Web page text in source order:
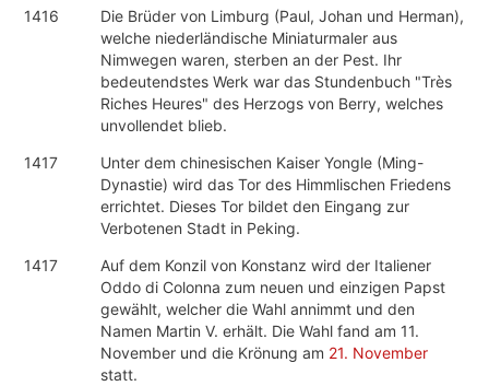
1416
Die Brüder von Limburg (Paul, Johan und Herman),
welche niederländische Miniaturmaler aus
Nimwegen waren, sterben an der Pest. Ihr
bedeutendstes Werk war das Stundenbuch "Très
Riches Heures" des Herzogs von Berry, welches
unvollendet blieb.
1417
Unter dem chinesischen Kaiser Yongle (Ming-
Dynastie) wird das Tor des Himmlischen Friedens
errichtet. Dieses Tor bildet den Eingang zur
Verbotenen Stadt in Peking.
1417
Auf dem Konzil von Konstanz wird der Italiener
Oddo di Colonna zum neuen und einzigen Papst
gewählt, welcher die Wahl annimmt und den
Namen Martin V. erhält. Die Wahl fand am 11.
November und die Krönung am 21. November
statt.